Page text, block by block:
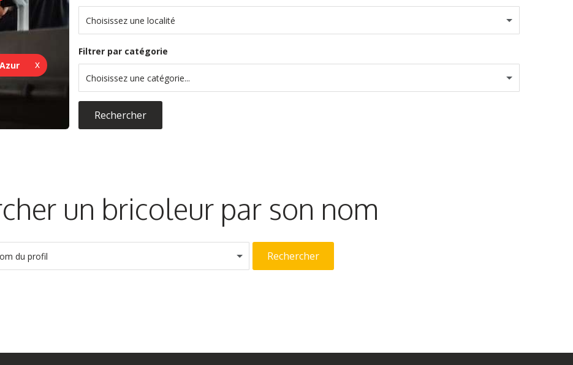
Choisissez une localité
Filtrer par catégorie
Choisissez une catégorie...
Rechercher
un bricoleur par son nom
du profil Rechercher